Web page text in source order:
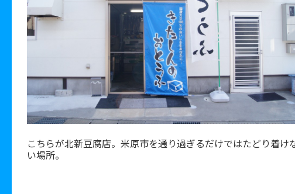
こちらが北新豆腐店。米原市を通り過ぎるだけではたどり着け
い場所。